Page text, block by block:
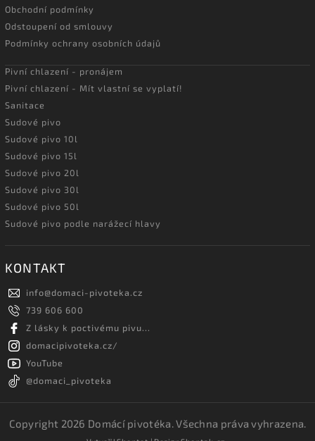
Obchodní podmínky
Odstoupení od smlouvy
Podmínky ochrany osobních údajů
Pivní chlazení - pronájem
Pivní chlazení - Mít vlastní se vyplatí!
Sanitace
Sudové pivo
Sudové pivo 10l
Sudové pivo 15l
Sudové pivo 20l
Sudové pivo 30l
Sudové pivo 50l
Sudové pivo podle narážecí hlavy
KONTAKT
info@domaci-pivoteka.cz
739 606 600
Z lásky k poctivému pivu...
domacipivoteka.cz/
YouTube
@domaci_pivoteka
Copyright 2026 Domácí pivotéka. Všechna práva vyhrazena.